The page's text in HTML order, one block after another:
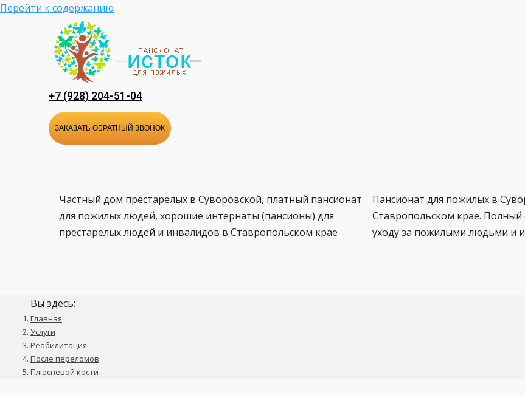
Перейти к содержанию
+7 (928) 204-51-04
ЗАКАЗАТЬ ОБРАТНЫЙ ЗВОНОК
Частный дом престарелых в Суворовской, платный пансионат
для пожилых людей, хорошие интернаты (пансионы) для
престарелых людей и инвалидов в Ставропольском крае
Пансионат для пожилых в
Ставропольском крае. Полный
уходу за пожилыми людьми и
Вы здесь:
Главная
Услуги
Реабилитация
После переломов
Плюсневой кости